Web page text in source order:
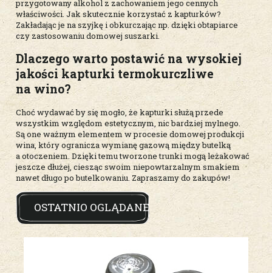
przygotowany alkohol z zachowaniem jego cennych
właściwości. Jak skutecznie korzystać z kapturków?
Zakładając je na szyjkę i obkurczając np. dzięki obtapiarce
czy zastosowaniu domowej suszarki.
Dlaczego warto postawić na wysokiej
jakości kapturki termokurczliwe
na wino?
Choć wydawać by się mogło, że kapturki służą przede
wszystkim względom estetycznym, nic bardziej mylnego.
Są one ważnym elementem w procesie domowej produkcji
wina, który ogranicza wymianę gazową między butelką
a otoczeniem. Dzięki temu tworzone trunki mogą leżakować
jeszcze dłużej, ciesząc swoim niepowtarzalnym smakiem
nawet długo po butelkowaniu. Zapraszamy do zakupów!
OSTATNIO OGLĄDANE